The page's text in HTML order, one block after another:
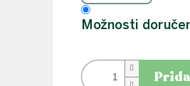
Možnosti